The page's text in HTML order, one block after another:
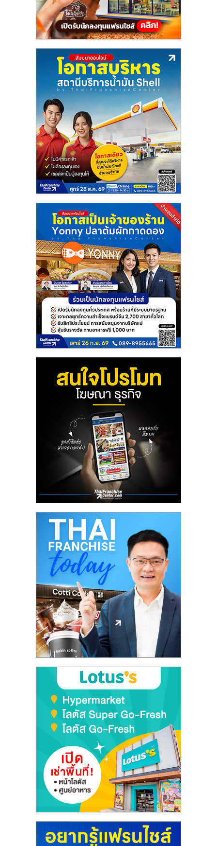
ไชส์,
แฟ
ไชส์
ขาย
แฟ
ไชส์
แฟ
ไชส์
ขาย
ปรึกษา
การ
ลงทุน
และ
ขยาย
ไชส์,